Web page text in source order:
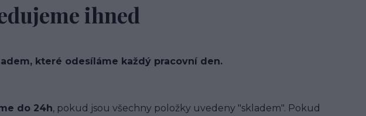
ihned
které odesíláme každý pracovní den.
do 24h, pokud jsou všechny položky uvedeny "skladem". Pokud